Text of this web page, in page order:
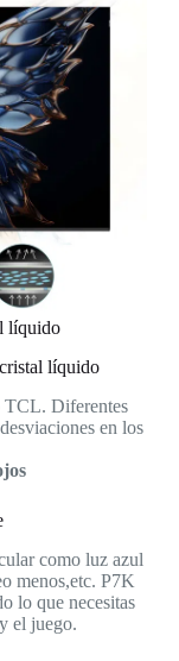
líquido
líquido
TCL. Diferentes
en los
como luz azul
menos,etc. P7K
lo que necesitas
el juego.